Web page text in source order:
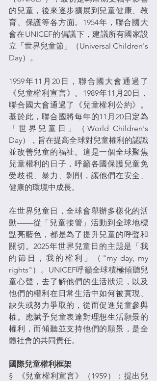
的兒童，後來逐步擴展到兒童健康、教
育、保護等各方面。1954年，聯合國大
會在UNICEF的倡議下，建議所有國家設
立「世界兒童節」（Universal Children's
Day）。
1959年11月20日，聯合國大會通過了
《兒童權利宣言》。1989年11月20日，
聯合國大會通過了《兒童權利公約》。
基於此，聯合國將每年的11月20日定為
「世界兒童日」（World Children's
Day），旨在提高全球對兒童權利的認識
並改善兒童的福祉。這是一個全球聚焦
兒童權利的日子，呼籲各國保護兒童免
受歧視、暴力、剝削，讓他們在安全、
健康的環境中成長。
在世界兒童日，全球會舉辦多樣化的活
動——從「兒童接管」活動到全球地標
點亮藍色，都是為了提升兒童的呼聲和
關切。2025年世界兒童日的主題是「我
的節日，我的權利」（"my day, my
rights"）。UNICEF呼籲全球積極傾聽兒
童心聲，去了解他們的生活狀況，以及
他們的權利在日常生活中如何被實現、
缺失或努力爭取的，從而促進兒童參與
權。應賦予兒童表達對理想生活願景的
權利，而傾聽並支持他們的願景，是全
體社會的共同責任。
國際兒童權利框架
§  《兒童權利宣言》（1959）：提出兒